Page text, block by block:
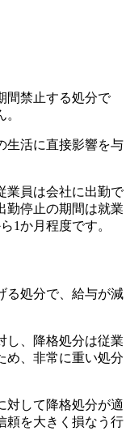
間禁止する処分で
生活に直接影響を与
業員は会社に出勤で
勤停止の期間は就業
1か月程度です。
る処分で、給与が減
し、降格処分は従業
め、非常に重い処分
対して降格処分が適
頼を大きく損なう行